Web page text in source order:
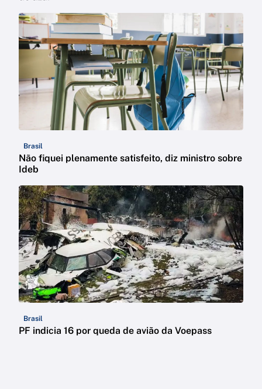
Brasil
Não fiquei plenamente satisfeito, diz ministro sobre
Ideb
Brasil
PF indicia 16 por queda de avião da Voepass